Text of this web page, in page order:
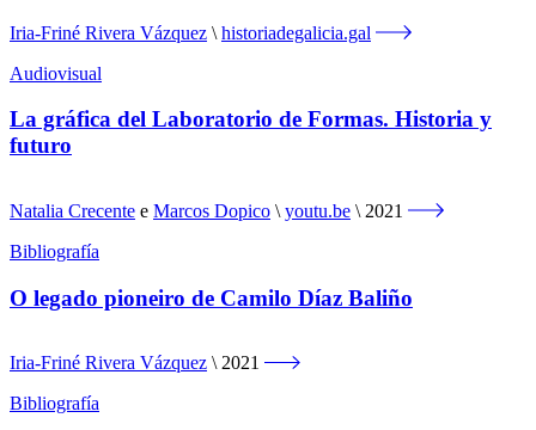
Iria-Friné Rivera Vázquez
historiadegalicia.gal
Audiovisual
La gráfica del Laboratorio de Formas. Historia y
futuro
Natalia Crecente e Marcos Dopico youtu.be
2021
Bibliografía
O legado pioneiro de Camilo Díaz Baliño
Iria-Friné Rivera Vázquez
2021
Bibliografía